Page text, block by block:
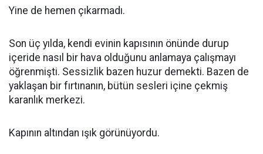
Yine de hemen çıkarmadı.
Son üç yılda, kendi evinin kapısının önünde durup
içeride nasıl bir hava olduğunu anlamaya çalışmayı
öğrenmişti. Sessizlik bazen huzur demekti. Bazen de
yaklaşan bir fırtınanın, bütün sesleri içine çekmiş
karanlık merkezi.
Kapının altından ışık görünüyordu.